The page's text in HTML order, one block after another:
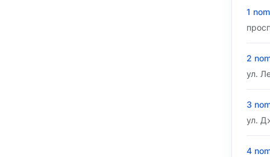
1
2
ул.
3
ул.
4